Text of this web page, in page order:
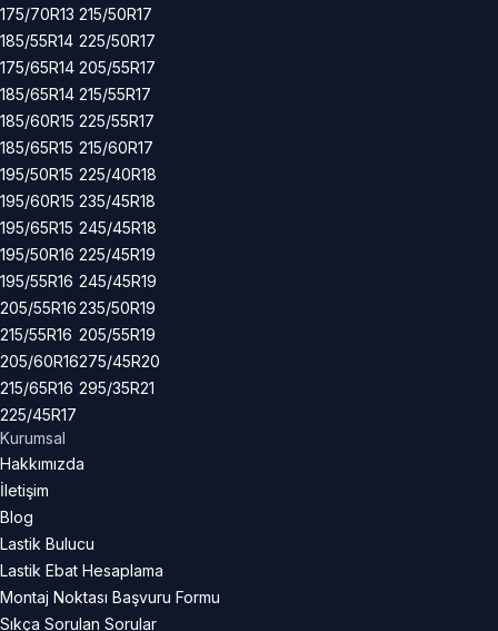
175/70R13
185/55R14
175/65R14
185/65R14
185/60R15
185/65R15
195/50R15
195/60R15
195/65R15
195/50R16
195/55R16
205/55R16
215/55R16
205/60R16
215/65R16
225/45R17
215/50R17
225/50R17
205/55R17
215/55R17
225/55R17
215/60R17
225/40R18
235/45R18
245/45R18
225/45R19
245/45R19
235/50R19
205/55R19
275/45R20
295/35R21
Kurumsal
Hakkımızda
İletişim
Blog
Lastik Bulucu
Lastik Ebat Hesaplama
Montaj Noktası Başvuru Formu
Sıkça Sorulan Sorular